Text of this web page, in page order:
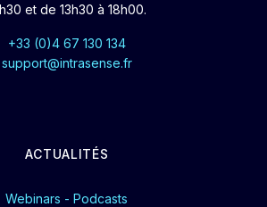
et de 13h30 à 18h00.
+33 (0)4 67 130 134
support@intrasense.fr
ACTUALITÉS
Webinars - Podcasts